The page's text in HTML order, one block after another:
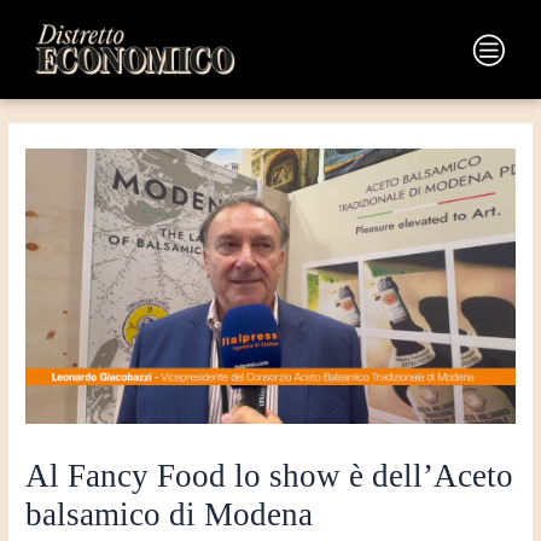
contenuto
Main
Menu
Al Fancy Food lo show è dell’Aceto
balsamico di Modena
articoli